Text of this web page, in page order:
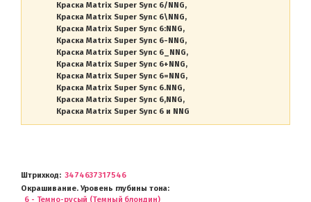
Краска Matrix Super Sync 6/NNG
Краска Matrix Super Sync 6\NNG
Краска Matrix Super Sync 6:NNG
Краска Matrix Super Sync 6-NNG
Краска Matrix Super Sync 6_NNG
Краска Matrix Super Sync 6+NNG
Краска Matrix Super Sync 6=NNG
Краска Matrix Super Sync 6.NNG
Краска Matrix Super Sync 6,NNG
Краска Matrix Super Sync 6 и NNG
Штрихкод
3474637317546
Окрашивание. Уровень глубины тона
6 - Темно-русый (Темный блондин)